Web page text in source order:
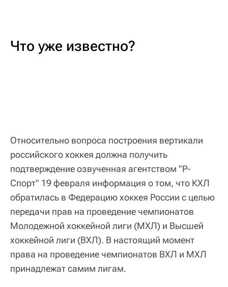
Что уже известно?
Относительно вопроса построения вертикали
российского хоккея должна получить
подтверждение озвученная агентством "Р-
Спорт" 19 февраля информация о том, что КХЛ
обратилась в Федерацию хоккея России с целью
передачи прав на проведение чемпионатов
Молодежной хоккейной лиги (МХЛ) и Высшей
хоккейной лиги (ВХЛ). В настоящий момент
права на проведение чемпионатов ВХЛ и МХЛ
принадлежат самим лигам.